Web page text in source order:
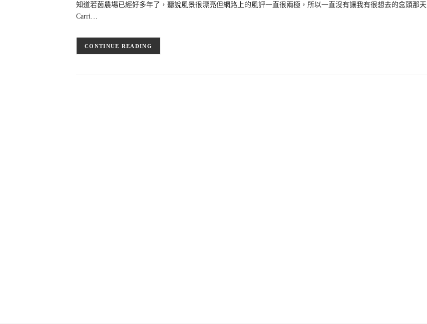
知道若茵農場已經好多年了，聽說風景很漂亮但網路上的風評一直很兩極，所以一直沒有讓我有很想去的念頭那天
Carri…
CONTINUE READING